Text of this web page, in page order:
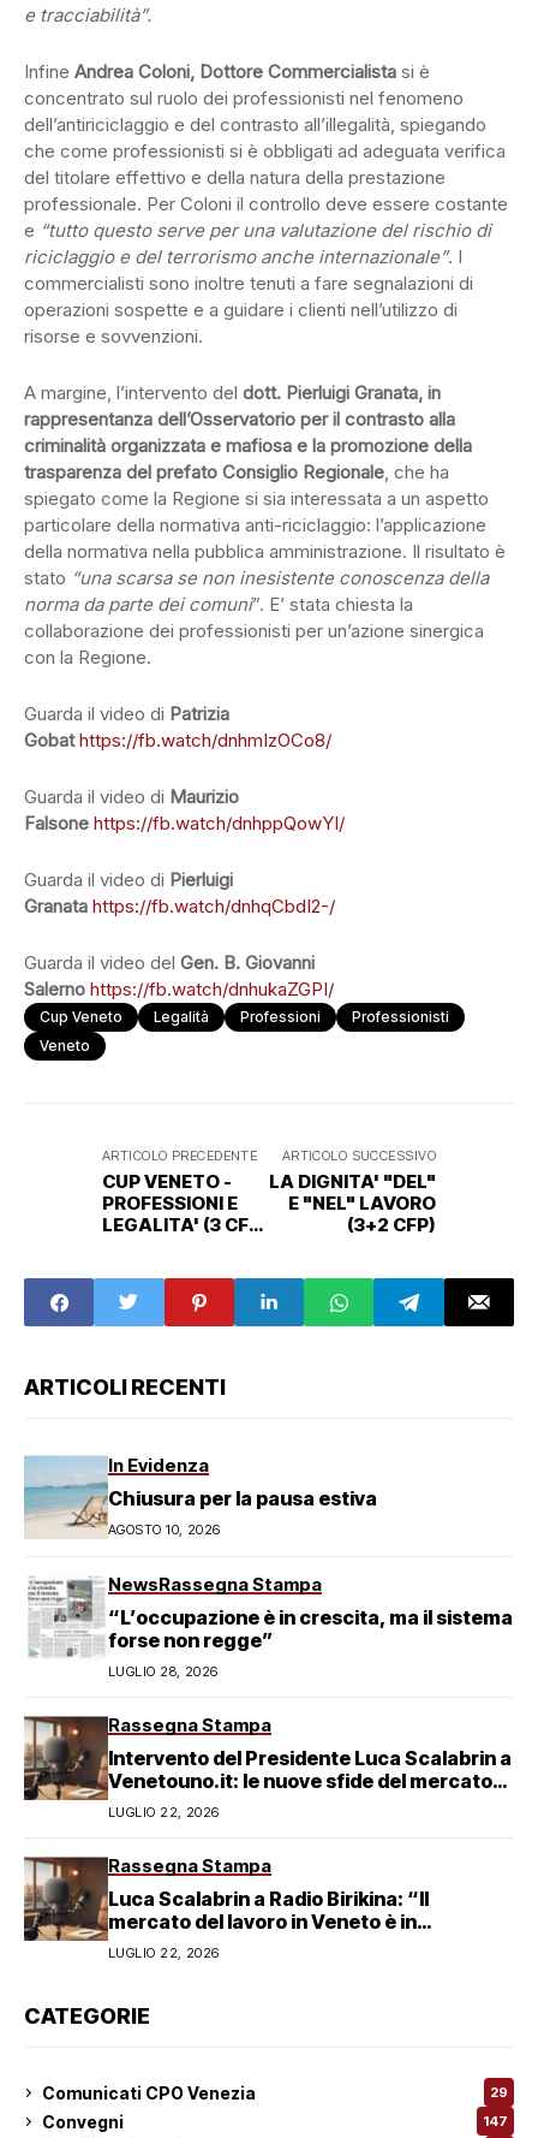
e tracciabilità”.
Infine Andrea Coloni, Dottore Commercialista si è
concentrato sul ruolo dei professionisti nel fenomeno
dell’antiriciclaggio e del contrasto all’illegalità, spiegando
che come professionisti si è obbligati ad adeguata verifica
del titolare effettivo e della natura della prestazione
professionale. Per Coloni il controllo deve essere costante
e “tutto questo serve per una valutazione del rischio di
riciclaggio e del terrorismo anche internazionale”. I
commercialisti sono inoltre tenuti a fare segnalazioni di
operazioni sospette e a guidare i clienti nell’utilizzo di
risorse e sovvenzioni.
A margine, l’intervento del dott. Pierluigi Granata, in
rappresentanza dell’Osservatorio per il contrasto alla
criminalità organizzata e mafiosa e la promozione della
trasparenza del prefato Consiglio Regionale, che ha
spiegato come la Regione si sia interessata a un aspetto
particolare della normativa anti-riciclaggio: l’applicazione
della normativa nella pubblica amministrazione. Il risultato è
stato “una scarsa se non inesistente conoscenza della
norma da parte dei comuni”. E’ stata chiesta la
collaborazione dei professionisti per un’azione sinergica
con la Regione.
Guarda il video di Patrizia
Gobat https://fb.watch/dnhmIzOCo8/
Guarda il video di Maurizio
Falsone https://fb.watch/dnhppQowYI/
Guarda il video di Pierluigi
Granata https://fb.watch/dnhqCbdI2-/
Guarda il video del Gen. B. Giovanni
Salerno https://fb.watch/dnhukaZGPI/
Cup Veneto Legalità Professioni
Professionisti
Veneto
ARTICOLO PRECEDENTE
CUP VENETO -
PROFESSIONI E
LEGALITA' (3 CFP
ARTICOLO SUCCESSIVO
LA DIGNITA' "DEL"
E "NEL" LAVORO
(3+2 CFP)
ARTICOLI RECENTI
In Evidenza
Chiusura per la pausa estiva
AGOSTO 10, 2026
NewsRassegna Stampa
“L’occupazione è in crescita, ma il sistema
forse non regge”
LUGLIO 28, 2026
Rassegna Stampa
Intervento del Presidente Luca Scalabrin a
Venetouno.it: le nuove sfide del mercato
del lavoro veneziano
LUGLIO 22, 2026
Rassegna Stampa
Luca Scalabrin a Radio Birikina: “Il
mercato del lavoro in Veneto è in
trasformazione”
LUGLIO 22, 2026
CATEGORIE
Comunicati CPO Venezia 29
Convegni 147